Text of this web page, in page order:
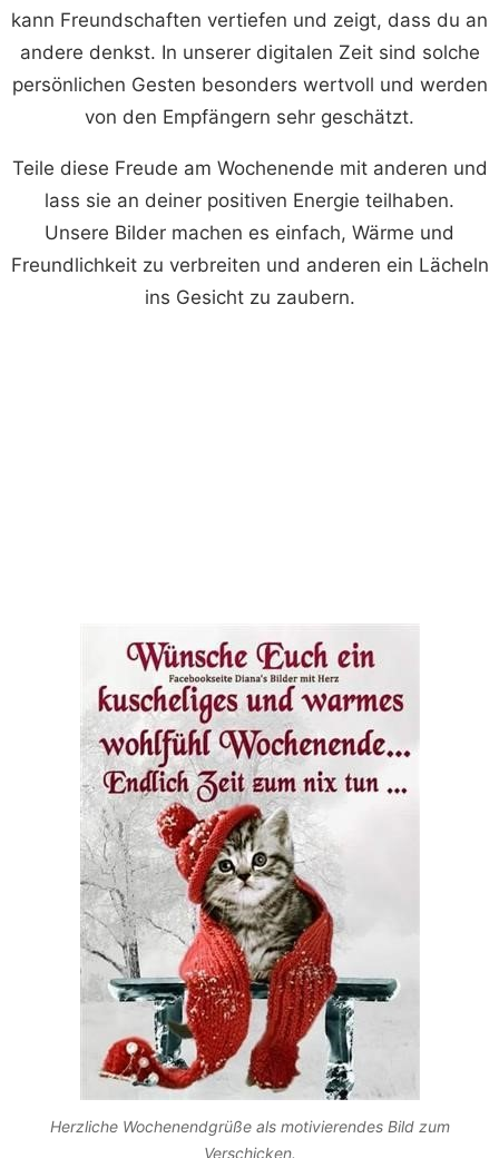
kann Freundschaften vertiefen und zeigt, dass du an
andere denkst. In unserer digitalen Zeit sind solche
persönlichen Gesten besonders wertvoll und werden
von den Empfängern sehr geschätzt.
Teile diese Freude am Wochenende mit anderen und
lass sie an deiner positiven Energie teilhaben.
Unsere Bilder machen es einfach, Wärme und
Freundlichkeit zu verbreiten und anderen ein Lächeln
ins Gesicht zu zaubern.
Herzliche Wochenendgrüße als motivierendes Bild zum
Verschicken.